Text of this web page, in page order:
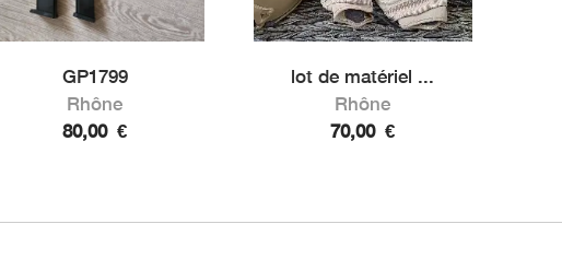
GP1799
Rhône
80,00 €
lot de matériel ...
Rhône
70,00 €